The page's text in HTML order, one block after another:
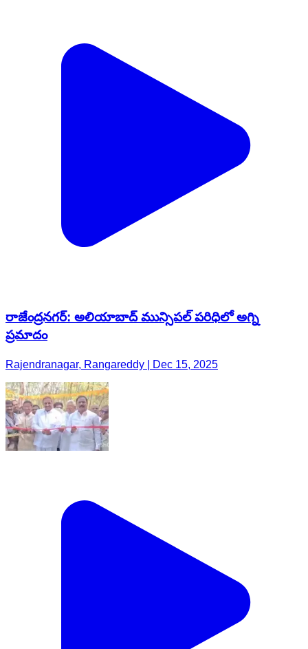
రాజేంద్రనగర్: అలియాబాద్ మున్సిపల్ పరిధిలో అగ్ని
ప్రమాదం
Rajendranagar, Rangareddy | Dec 15, 2025